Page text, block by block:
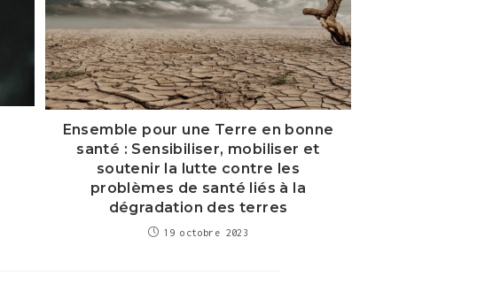
Ensemble pour une Terre en bonne
santé : Sensibiliser, mobiliser et
soutenir la lutte contre les
problèmes de santé liés à la
dégradation des terres
19 octobre 2023